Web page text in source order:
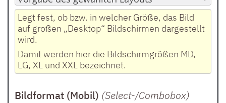
Legt fest, ob bzw. in welcher Größe, das Bild
auf großen „Desktop“ Bildschirmen dargestellt
wird.
Damit werden hier die Bildschirmgrößen MD,
LG, XL und XXL bezeichnet.
Bildformat (Mobil) (Select-/Combobox)